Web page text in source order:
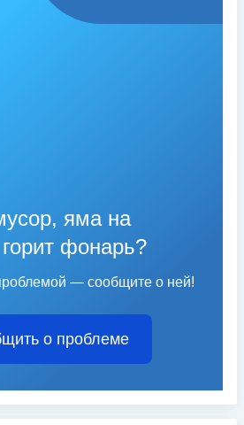
яма на
фонарь?
— сообщите о ней!
о проблеме